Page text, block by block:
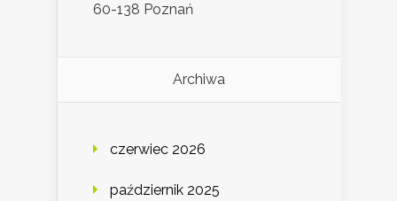
60-138 Poznań
Archiwa
czerwiec 2026
październik 2025